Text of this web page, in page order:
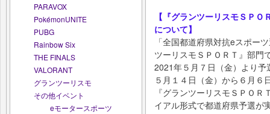
PARAVOX
PokémonUNITE
PUBG
Rainbow Six
THE FINALS
VALORANT
グランツーリスモ
その他イベント
eモータースポーツ
【『グランツーリスモＳＰ
について】
「全国都道府県対抗eスポー
ツーリスモＳＰＯＲＴ』部門
2021年５月７日（金）より
５月１４日（金）から６月６
『グランツーリスモＳＰＯ
イアル形式で都道府県予選が